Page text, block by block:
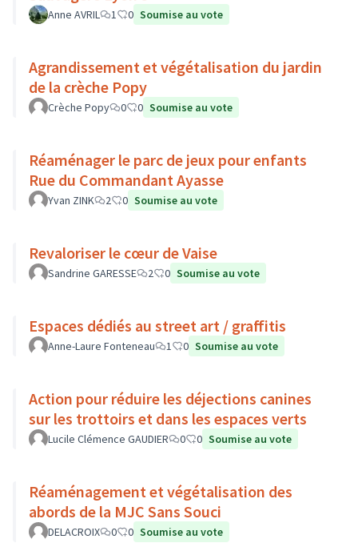
Anne AVRIL 1 0 Soumise au vote
Agrandissement et végétalisation du jardin
de la crèche Popy
Crèche Popy 0 0 Soumise au vote
Réaménager le parc de jeux pour enfants
Rue du Commandant Ayasse
Yvan ZINK 2 0 Soumise au vote
Revaloriser le cœur de Vaise
Sandrine GARESSE 2 0 Soumise au vote
Espaces dédiés au street art / graffitis
Anne-Laure Fonteneau 1 0 Soumise au vote
Action pour réduire les déjections canines
sur les trottoirs et dans les espaces verts
Lucile Clémence GAUDIER 0 0 Soumise au vote
Réaménagement et végétalisation des
abords de la MJC Sans Souci
DELACROIX 0 0 Soumise au vote